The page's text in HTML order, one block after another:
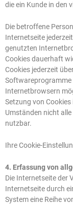
die ein Kunde in den
Die betroffene
Internetseite
genutzten
Cookies dauerhaft
Cookies jederzeit
Softwareprogramme
Internetbrowsern
Setzung von
Umständen nicht
nutzbar.
Ihre Cookie-
4. Erfassung von
Die Internetseite der
Internetseite durch
System eine Reihe